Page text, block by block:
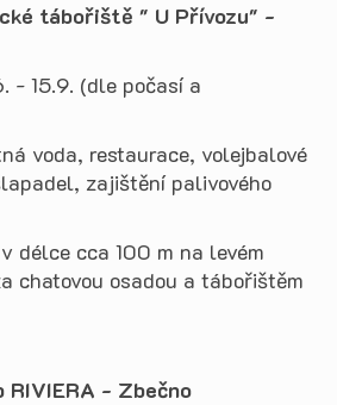
tábořiště " U Přívozu" -
- 15.9. (dle počasí a
voda, restaurace, volejbalové
zajištění palivového
délce cca 100 m na levém
chatovou osadou a tábořištěm
- Zbečno